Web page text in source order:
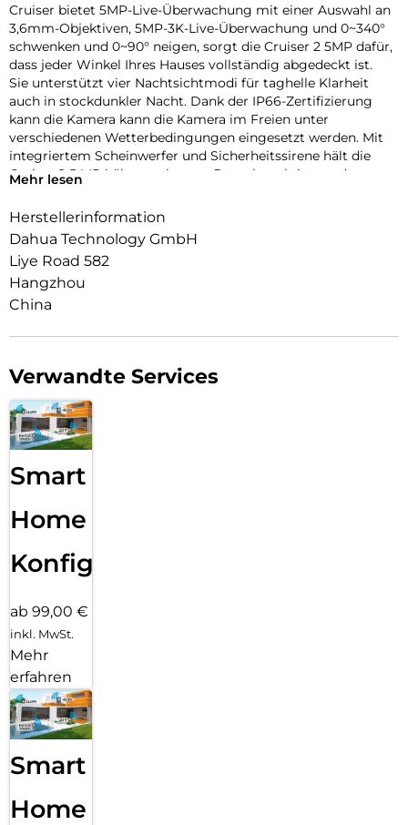
Cruiser bietet 5MP-Live-Überwachung mit einer Auswahl an
3,6mm-Objektiven, 5MP-3K-Live-Überwachung und 0~340°
schwenken und 0~90° neigen, sorgt die Cruiser 2 5MP dafür,
dass jeder Winkel Ihres Hauses vollständig abgedeckt ist.
Sie unterstützt vier Nachtsichtmodi für taghelle Klarheit
auch in stockdunkler Nacht. Dank der IP66-Zertifizierung
kann die Kamera kann die Kamera im Freien unter
verschiedenen Wetterbedingungen eingesetzt werden. Mit
integriertem Scheinwerfer und Sicherheitssirene hält die
Cruiser 2 5 MP hält ungebetene Besucher aktiv von dem
Mehr lesen
Herstellerinformation
Dahua Technology GmbH
Liye Road 582
Hangzhou
China
Verwandte Services
Smart
Home
Konfiguration
ab 99,00 €
inkl. MwSt.
Mehr
erfahren
Smart
Home